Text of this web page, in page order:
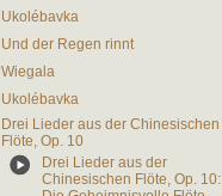
Ukolébavka
Und der Regen rinnt
Wiegala
Ukolébavka
Drei Lieder aus der Chinesischen
Flöte, Op. 10
Drei Lieder aus der
Chinesischen Flöte, Op. 10: